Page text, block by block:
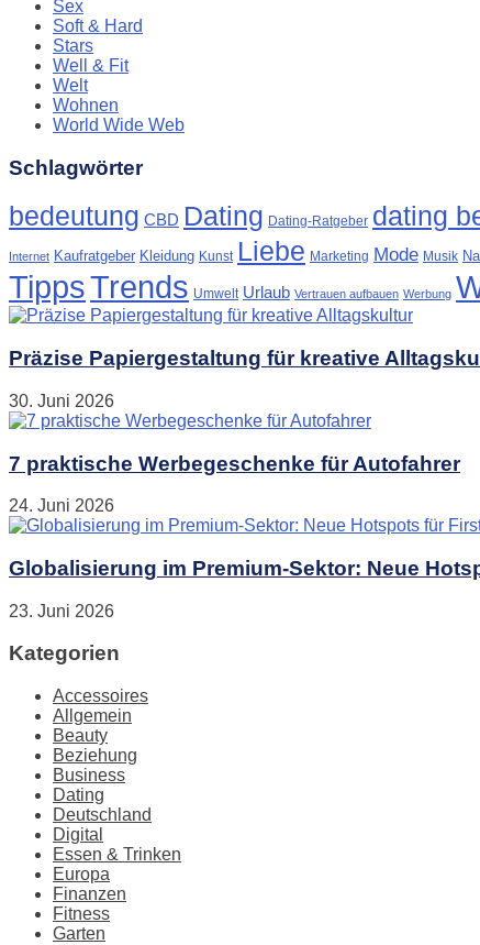
Sex
Soft & Hard
Stars
Well & Fit
Welt
Wohnen
World Wide Web
Schlagwörter
bedeutung CBD Dating Dating-Ratgeber dating
Internet Kaufratgeber Kleidung Kunst Liebe Marketing Mode Musik
TippsTrends Umwelt Urlaub Vertrauen aufbauen Werbung
Präzise Papiergestaltung für kreative
30. Juni 2026
7 praktische Werbegeschenke für Autofahrer
24. Juni 2026
Globalisierung im Premium-Sektor: Neue
23. Juni 2026
Kategorien
Accessoires
Allgemein
Beauty
Beziehung
Business
Dating
Deutschland
Digital
Essen & Trinken
Europa
Finanzen
Fitness
Garten